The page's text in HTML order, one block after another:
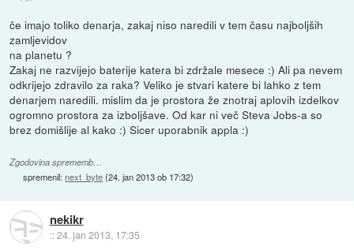
če imajo toliko denarja, zakaj niso naredili v tem času najboljših
zamljevidov
na planetu ?
Zakaj ne razvijejo baterije katera bi zdržale mesece :) Ali pa nevem
odkrijejo zdravilo za raka? Veliko je stvari katere bi lahko z tem
denarjem naredili. mislim da je prostora že znotraj aplovih izdelkov
ogromno prostora za izboljšave. Od kar ni več Steva Jobs-a so
brez domišlije al kako :) Sicer uporabnik appla :)
Zgodovina sprememb…
spremenil:next_byte(24. jan 2013 ob 17:32)
nekikr
::24. jan 2013, 17:35